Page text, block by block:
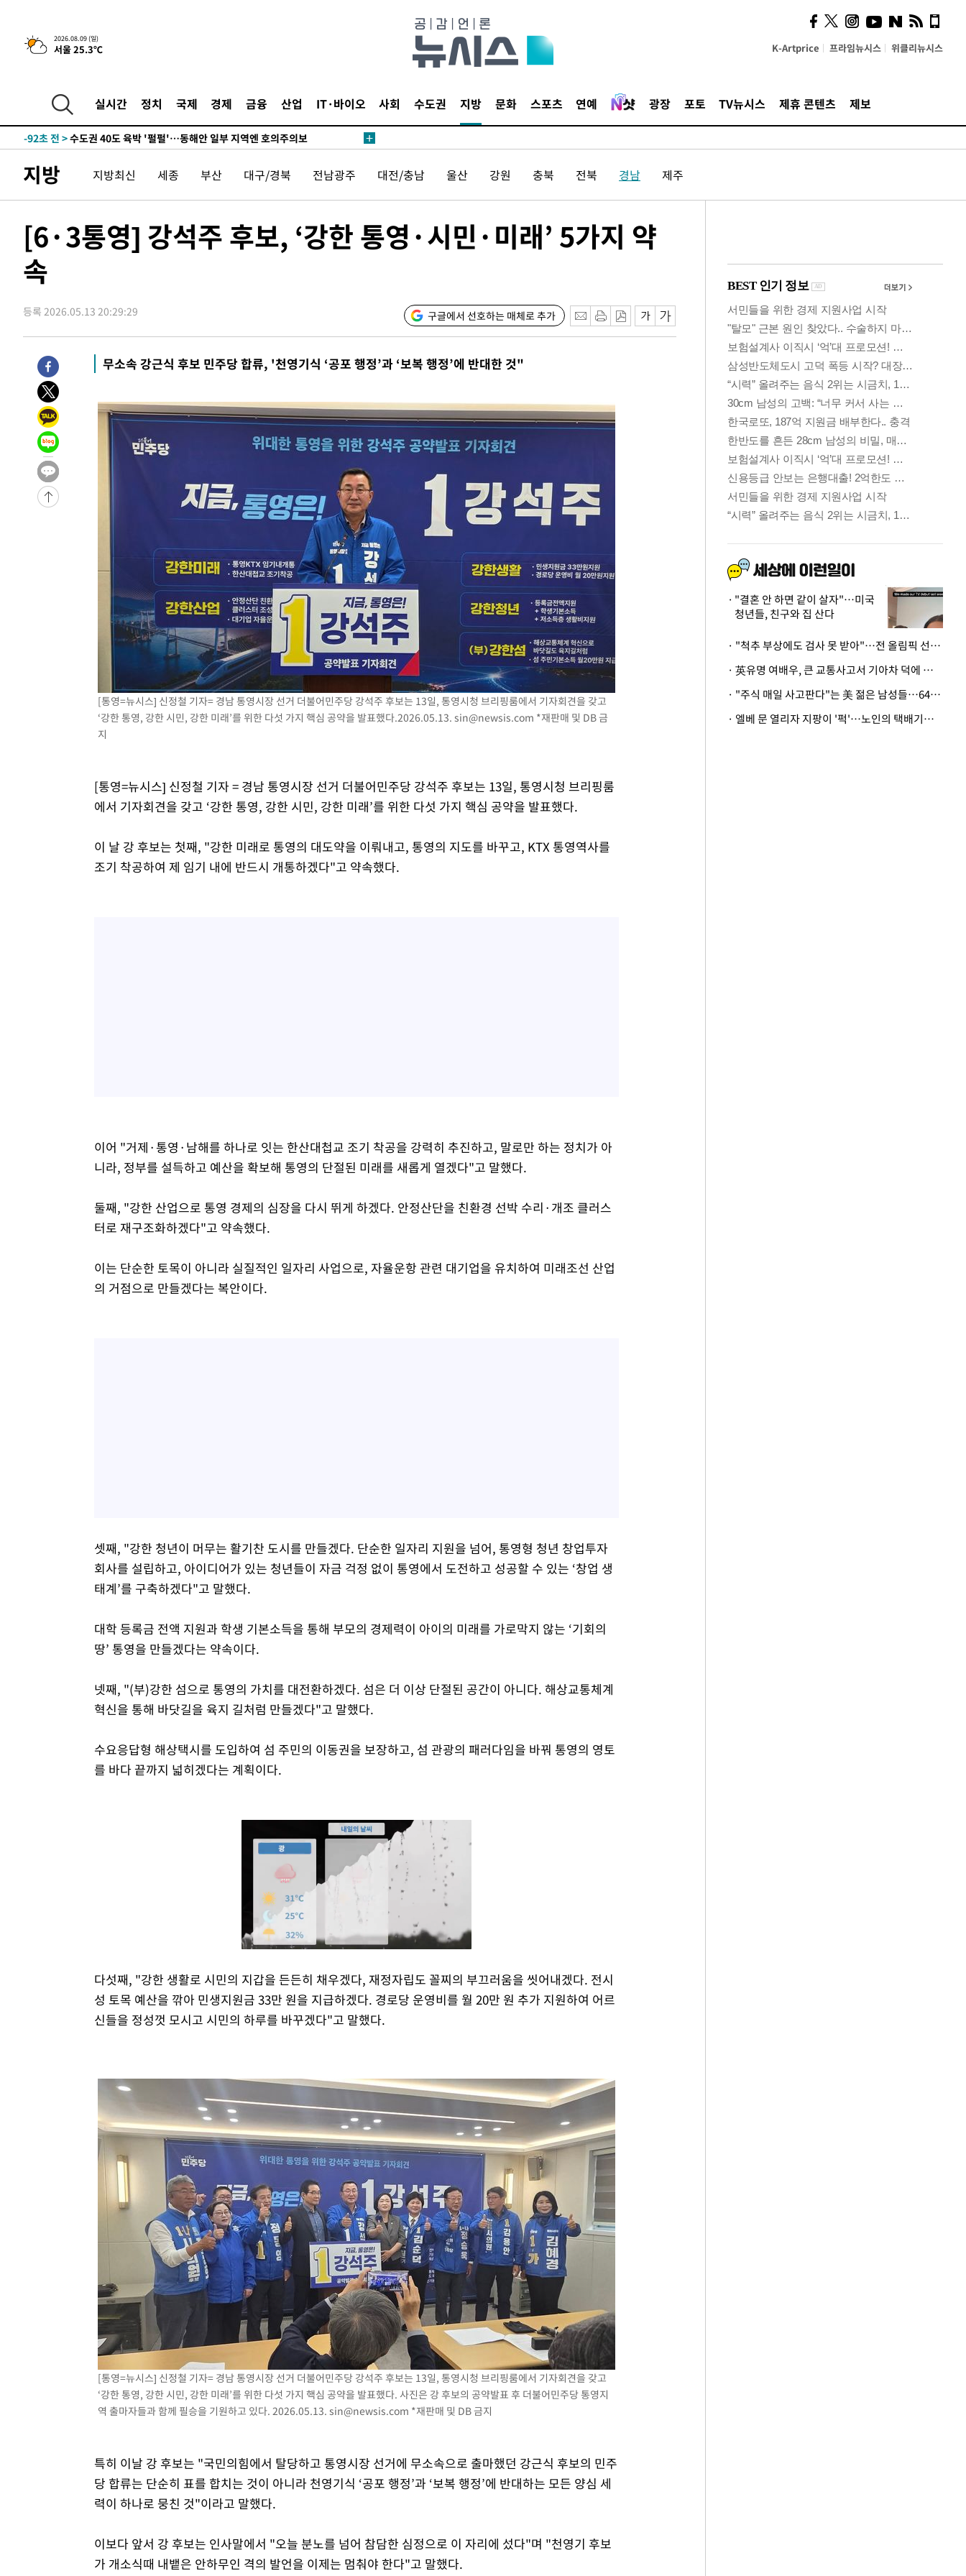
2026.08.09 (일)
서울 25.3℃ K-Artprice 프라임뉴시스 위클리뉴시스
실시간 정치 국제 경제 금융 산업 IT·바이오 사회 수도권 지방 문화 스포츠 연예 광장 포토 TV뉴시스 제휴 콘텐츠 제보
래 44.56%
-7797초 전 >[속보]與 대표 경선 제주·인천 당원투표…金 47.75%·鄭 42.08%·
宋 10.17%
-7331초 전 >이강인 "아틀레티코 이적 기뻐…등번호 7번 의미보단 팀 위해 뛸 것"
-1040초 전 >
낮 최고 35도 '무더위'…동해안 시간당 30㎜ '강한 비'[내일날씨]
-310초 전 >
티코 이적"
-92초 전 >수도권 40도 육박 '펄펄'…동해안 일부 지역엔 호의주의보
1시간 전 >
강릉에 시간당 81.4㎜ 물폭탄…도로 잠기고 담벼락 붕괴
3시간 전 >백운산서 80년근 천종산삼 9뿌리 발견…감정가 1.3억원
4시간 전 > 남자 농구, 나고야 아시안게임서 '홈팀' 일본과 한일전
4시간 전 >
5시간 전 >
6시간 전 >[속보]'압수수색·성접대 논란' 축구협회 "실망과 걱정 안겨드려 죄송"
9시간 전 >'최고 37도' 폭염 지속…강원동해안 최대 150㎜ 비
11시간 전 >
[속보]뉴욕증시 상승 마감…S&P 0.6% 나스닥 1.3%↑
-17535초 전 >
-8582초 전 >
[속보]與최고위원 제주·인천 순회경선…박선원·최민희·서미화·한
민수·김용 순
-8535초 전 >
[속보]김민석, 與 전대 당원투표 누적 득표율 45.42%로 1위… 정청
래 44.56%
-7817초 전 >
[속보]與 대표 경선 제주·인천 당원투표…金 47.75%·鄭 42.08%·
宋 10.17%
-7351초 전 >
이강인 "아틀레티코 이적 기뻐…등번호 7번 의미보단 팀 위해 뛸 것"
-7286초 전 >
[속보]與 당대표 경선, 제주·인천 권리당원 투표 김민석 승리
-1060초 전 >
낮 최고 35도 '무더위'…동해안 시간당 30㎜ '강한 비'[내일날씨]
[속보]이강인 "감독님이 원하는 마음 느꼈고, 많은 트로피 원해 아틀레
수도권 40도 육박 '펄펄'…동해안 일부 지역엔 호의주의보
온열질환 사망자 3명 늘어…누적 환자 3000명 돌파
강릉에 시간당 81.4㎜ 물폭탄…도로 잠기고 담벼락 붕괴
백운산서 80년근 천종산삼 9뿌리 발견…감정가 1.3억원
선재도서 해루질 나섰다 실종 60대, 닷새 만에 숨진 채 발견
남자 농구, 나고야 아시안게임서 '홈팀' 일본과 한일전
여수 오동도 해상서 모터보트 전복…1명 사망·1명 실종
극한폭염 한풀 꺾이지만…'낮 최고 35도' 무더위, 열대야 계속[다음주
축구협회 "압수수색·성접대 논란 사과…쇄신의 기회로 삼겠다"
[속보]'압수수색·성접대 논란' 축구협회 "실망과 걱정 안겨드려 죄송"
'최고 37도' 폭염 지속…강원동해안 최대 150㎜ 비
지방 지방최신 세종 부산 대구/경북 전남광주 대전/충남 울산 강원 충북 전북 경남 제주
[6·3통영] 강석주 후보, ‘강한 통영·시민·미래’ 5가지 약
속
등록 2026.05.13 20:29:29 구글에서 선호하는 매체로 추가
무소속 강근식 후보 민주당 합류, '천영기식 ‘공포 행정’과 ‘보복 행정’에 반대한 것"
[통영=뉴시스] 신정철 기자= 경남 통영시장 선거 더불어민주당 강석주 후보는 13일, 통영시청 브리핑룸에서 기자회견을 갖고
‘강한 통영, 강한 시민, 강한 미래’를 위한 다섯 가지 핵심 공약을 발표했다.2026.05.13. sin@newsis.com *재판매 및 DB 금
지
[통영=뉴시스] 신정철 기자 = 경남 통영시장 선거 더불어민주당 강석주 후보는 13일, 통영시청 브리핑룸
에서 기자회견을 갖고 ‘강한 통영, 강한 시민, 강한 미래’를 위한 다섯 가지 핵심 공약을 발표했다.
이 날 강 후보는 첫째, "강한 미래로 통영의 대도약을 이뤄내고, 통영의 지도를 바꾸고, KTX 통영역사를
조기 착공하여 제 임기 내에 반드시 개통하겠다"고 약속했다.
이어 "거제·통영·남해를 하나로 잇는 한산대첩교 조기 착공을 강력히 추진하고, 말로만 하는 정치가 아
니라, 정부를 설득하고 예산을 확보해 통영의 단절된 미래를 새롭게 열겠다"고 말했다.
둘째, "강한 산업으로 통영 경제의 심장을 다시 뛰게 하겠다. 안정산단을 친환경 선박 수리·개조 클러스
터로 재구조화하겠다"고 약속했다.
이는 단순한 토목이 아니라 실질적인 일자리 사업으로, 자율운항 관련 대기업을 유치하여 미래조선 산업
의 거점으로 만들겠다는 복안이다.
셋째, "강한 청년이 머무는 활기찬 도시를 만들겠다. 단순한 일자리 지원을 넘어, 통영형 청년 창업투자
회사를 설립하고, 아이디어가 있는 청년들이 자금 걱정 없이 통영에서 도전하고 성공할 수 있는 ‘창업 생
태계’를 구축하겠다"고 말했다.
대학 등록금 전액 지원과 학생 기본소득을 통해 부모의 경제력이 아이의 미래를 가로막지 않는 ‘기회의
땅’ 통영을 만들겠다는 약속이다.
넷째, "(부)강한 섬으로 통영의 가치를 대전환하겠다. 섬은 더 이상 단절된 공간이 아니다. 해상교통체계
혁신을 통해 바닷길을 육지 길처럼 만들겠다"고 말했다.
수요응답형 해상택시를 도입하여 섬 주민의 이동권을 보장하고, 섬 관광의 패러다임을 바꿔 통영의 영토
를 바다 끝까지 넓히겠다는 계획이다.
Mute
다섯째, "강한 생활로 시민의 지갑을 든든히 채우겠다, 재정자립도 꼴찌의 부끄러움을 씻어내겠다. 전시
성 토목 예산을 깎아 민생지원금 33만 원을 지급하겠다. 경로당 운영비를 월 20만 원 추가 지원하여 어르
신들을 정성껏 모시고 시민의 하루를 바꾸겠다"고 말했다.
[통영=뉴시스] 신정철 기자= 경남 통영시장 선거 더불어민주당 강석주 후보는 13일, 통영시청 브리핑룸에서 기자회견을 갖고
‘강한 통영, 강한 시민, 강한 미래’를 위한 다섯 가지 핵심 공약을 발표했다. 사진은 강 후보의 공약발표 후 더불어민주당 통영지
역 출마자들과 함께 필승을 기원하고 있다. 2026.05.13. sin@newsis.com *재판매 및 DB 금지
특히 이날 강 후보는 "국민의힘에서 탈당하고 통영시장 선거에 무소속으로 출마했던 강근식 후보의 민주
당 합류는 단순히 표를 합치는 것이 아니라 천영기식 ‘공포 행정’과 ‘보복 행정’에 반대하는 모든 양심 세
력이 하나로 뭉친 것"이라고 말했다.
이보다 앞서 강 후보는 인사말에서 "오늘 분노를 넘어 참담한 심정으로 이 자리에 섰다"며 "천영기 후보
가 개소식때 내뱉은 안하무인 격의 발언을 이제는 멈춰야 한다"고 말했다.
사이 해답 찾았죠"…알을
깨고 나온 '초자아'
"결혼 안 하면 같이 살자"…미국
청년들, 친구와 집 산다
· "척추 부상에도 검사 못 받아"…전 올림픽 선수, 美봅슬레이협회 상대 소송
· 英유명 여배우, 큰 교통사고서 기아차 덕에 살았다
· "주식 매일 사고판다"는 美 젊은 남성들…64%가 "나는 인생의 패배자“
· 엘베 문 열리자 지팡이 '퍽'…노인의 택배기사 폭행 이유